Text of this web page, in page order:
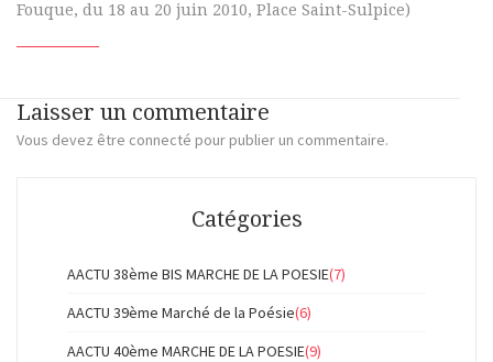
Fouque, du 18 au 20 juin 2010, Place Saint-Sulpice)
Laisser un commentaire
Vous devez être connecté pour publier un commentaire.
Catégories
AACTU 38ème BIS MARCHE DE LA POESIE(7)
AACTU 39ème Marché de la Poésie(6)
AACTU 40ème MARCHE DE LA POESIE(9)